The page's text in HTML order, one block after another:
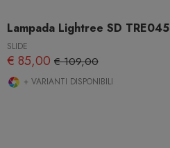
Lampada Lightree SD TRE045
SLIDE
€ 85,00 € 109,00
+ VARIANTI DISPONIBILI